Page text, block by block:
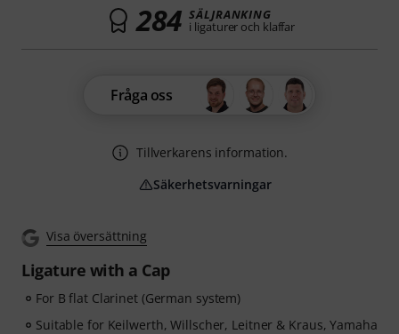
Visa översättning
Ligature with a Cap
For B flat Clarinet (German system)
Suitable for Keilwerth, Willscher, Leitner & Kraus, Yamaha
284 SÄLJRANKING
i ligaturer och klaffar
Fråga oss
Tillverkarens information.
Säkerhetsvarningar